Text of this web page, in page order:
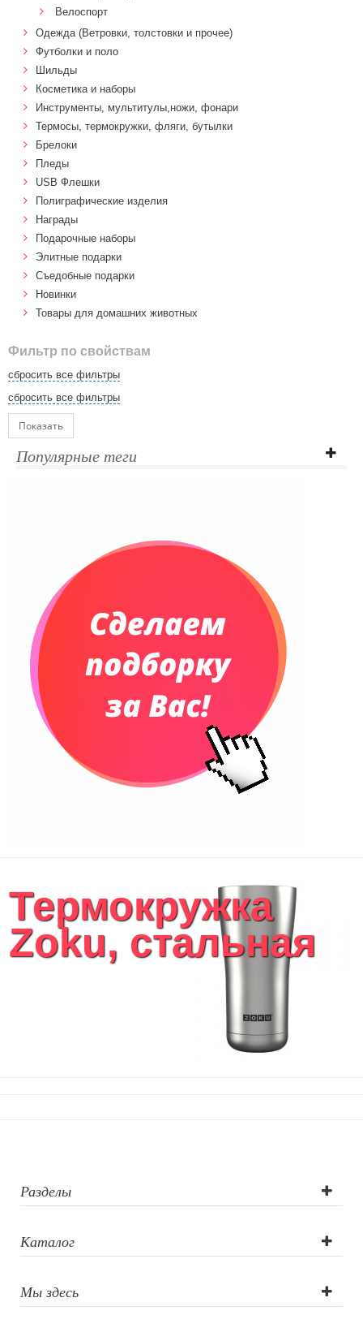
Велоспорт
Одежда (Ветровки, толстовки и прочее)
Футболки и поло
Шильды
Косметика и наборы
Инструменты, мультитулы,ножи, фонари
Термосы, термокружки, фляги, бутылки
Брелоки
Пледы
USB Флешки
Полиграфические изделия
Награды
Подарочные наборы
Элитные подарки
Cъедобные подарки
Новинки
Товары для домашних животных
Фильтр по свойствам
сбросить все фильтры
сбросить все фильтры
Показать
Популярные теги
Термокружка
Zoku, стальная
Разделы
Каталог
Мы здесь